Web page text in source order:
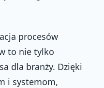
procesów
to nie tylko
dla branży. Dzięki
i systemom,